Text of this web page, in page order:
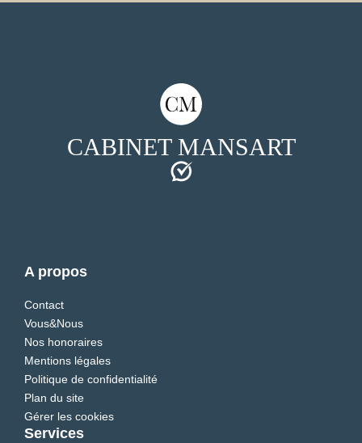
CABINET MANSART
A propos
Contact
Vous&Nous
Nos honoraires
Mentions légales
Politique de confidentialité
Plan du site
Gérer les cookies
Services